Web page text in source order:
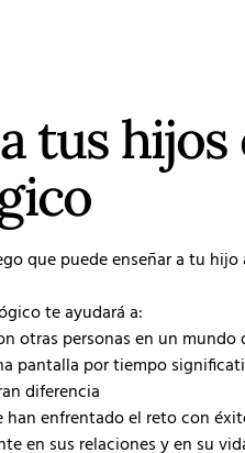
tus hijos
que puede enseñar a tu hijo
te ayudará a:
otras personas en un mundo
pantalla por tiempo
diferencia
han enfrentado el reto con
en sus relaciones y en su